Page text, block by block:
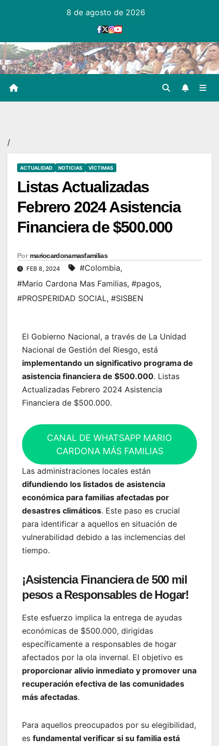
8 de agosto de 2026
/
ACTUALIDAD NOTICIAS VÍCTIMAS
Listas Actualizadas
Febrero 2024 Asistencia
Financiera de $500.000
Por mariocardonamasfamilias
FEB 8, 2024 #Colombia,
#Mario Cardona Mas Familias, #pagos,
#PROSPERIDAD SOCIAL, #SISBEN
El Gobierno Nacional, a través de La Unidad
Nacional de Gestión del Riesgo, está
implementando un significativo programa de
asistencia financiera de $500.000. Listas
Actualizadas Febrero 2024 Asistencia
Financiera de $500.000.
CANAL DE WHATSAPP MARIO
CARDONA MÁS FAMILIAS
Las administraciones locales están
difundiendo los listados de asistencia
económica para familias afectadas por
desastres climáticos. Este paso es crucial
para identificar a aquellos en situación de
vulnerabilidad debido a las inclemencias del
tiempo.
¡Asistencia Financiera de 500 mil
pesos a Responsables de Hogar!
Este esfuerzo implica la entrega de ayudas
económicas de $500.000, dirigidas
específicamente a responsables de hogar
afectados por la ola invernal. El objetivo es
proporcionar alivio inmediato y promover una
recuperación efectiva de las comunidades
más afectadas.
Para aquellos preocupados por su elegibilidad,
es fundamental verificar si su familia está